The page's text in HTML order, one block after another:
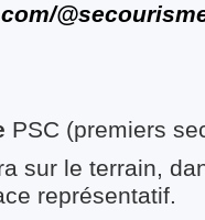
PSC (premiers
sur le terrain,
représentatif.